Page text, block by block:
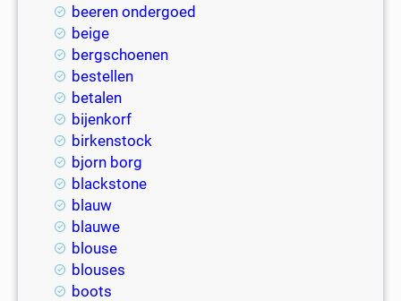
beeren ondergoed
beige
bergschoenen
bestellen
betalen
bijenkorf
birkenstock
bjorn borg
blackstone
blauw
blauwe
blouse
blouses
boots